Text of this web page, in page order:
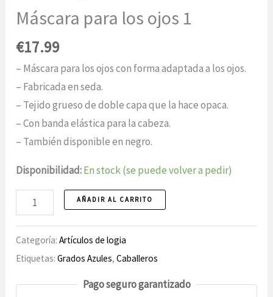
Máscara para los ojos 1
€17.99
– Máscara para los ojos con forma adaptada a los ojos.
– Fabricada en seda.
– Tejido grueso de doble capa que la hace opaca.
– Con banda elástica para la cabeza.
– También disponible en negro.
Disponibilidad:En stock (se puede volver a pedir)
Máscara
para
los
ojos
unidad
AÑADIR AL CARRITO
Categoría:Artículos de logia
Etiquetas:Grados Azules,Caballeros
Pago seguro garantizado